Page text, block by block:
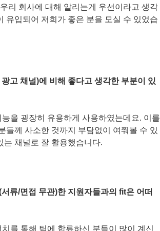
리 회사에 대해 알리는게 우선이라고 생각
유입되어 저희가 좋은 분을 모실 수 있었습
고 채널)에 비해 좋다고 생각한 부분이 있
을 굉장히 유용하게 사용하였는데요. 이를
들께 사소한 것까지 부담없이 여쭤볼 수 있
는 채널로 잘 활용했습니다.
류/면접 무관)한 지원자들과의 fit은 어떠
를 통해 팀에 합류하신 분들이 많이 계신